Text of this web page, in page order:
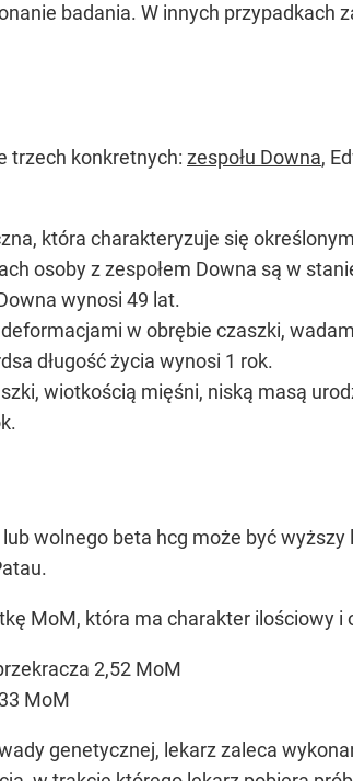
badania. W innych przypadkach
trzech konkretnych: zespołu Downa,
która charakteryzuje się
osoby z zespołem Downa są w
wynosi 49 lat.
w obrębie czaszki,
długość życia wynosi 1 rok.
wiotkością mięśni, niską masą
wolnego beta hcg może być
MoM, która ma charakter ilościowy i
2,52 MoM
MoM
genetycznej, lekarz zaleca